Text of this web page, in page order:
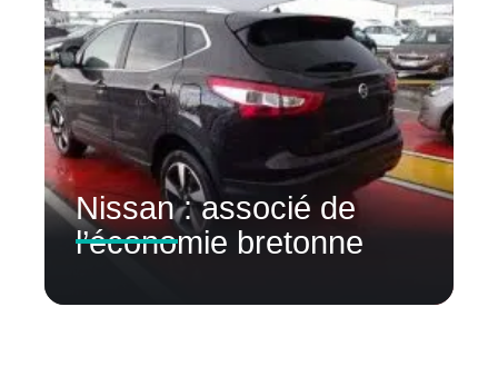
Nissan : associé de
l’économie bretonne